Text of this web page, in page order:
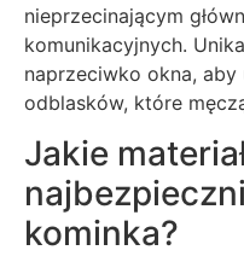
nieprzecinającym
komunikacyjnych.
naprzeciwko okna,
odblasków, które
Jakie
kominka?